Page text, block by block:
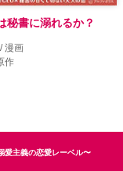
秘書に溺れるか？
/ 漫画
作
愛主義の恋愛レーベル〜